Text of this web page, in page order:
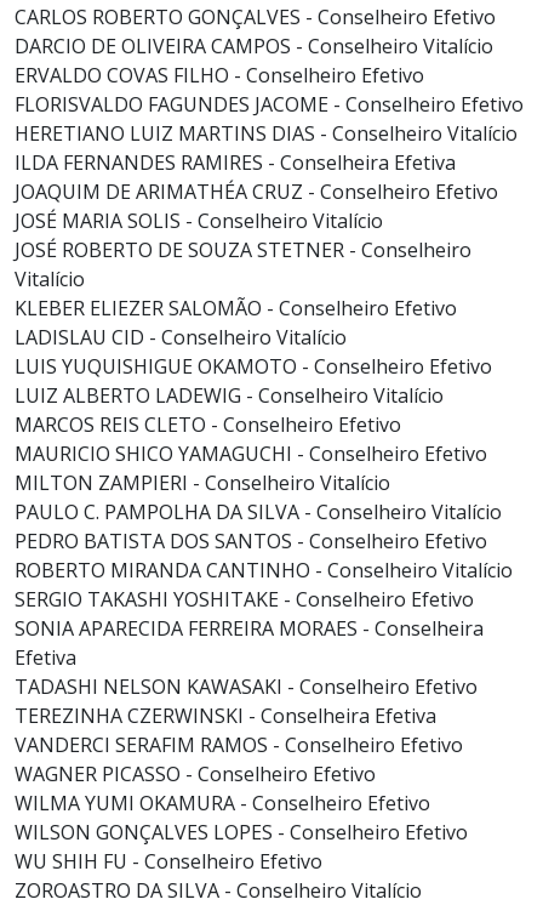
CARLOS ROBERTO GONÇALVES - Conselheiro Efetivo
DARCIO DE OLIVEIRA CAMPOS - Conselheiro Vitalício
ERVALDO COVAS FILHO - Conselheiro Efetivo
FLORISVALDO FAGUNDES JACOME - Conselheiro Efetivo
HERETIANO LUIZ MARTINS DIAS - Conselheiro Vitalício
ILDA FERNANDES RAMIRES - Conselheira Efetiva
JOAQUIM DE ARIMATHÉA CRUZ - Conselheiro Efetivo
JOSÉ MARIA SOLIS - Conselheiro Vitalício
JOSÉ ROBERTO DE SOUZA STETNER - Conselheiro
Vitalício
KLEBER ELIEZER SALOMÃO - Conselheiro Efetivo
LADISLAU CID - Conselheiro Vitalício
LUIS YUQUISHIGUE OKAMOTO - Conselheiro Efetivo
LUIZ ALBERTO LADEWIG - Conselheiro Vitalício
MARCOS REIS CLETO - Conselheiro Efetivo
MAURICIO SHICO YAMAGUCHI - Conselheiro Efetivo
MILTON ZAMPIERI - Conselheiro Vitalício
PAULO C. PAMPOLHA DA SILVA - Conselheiro Vitalício
PEDRO BATISTA DOS SANTOS - Conselheiro Efetivo
ROBERTO MIRANDA CANTINHO - Conselheiro Vitalício
SERGIO TAKASHI YOSHITAKE - Conselheiro Efetivo
SONIA APARECIDA FERREIRA MORAES - Conselheira
Efetiva
TADASHI NELSON KAWASAKI - Conselheiro Efetivo
TEREZINHA CZERWINSKI - Conselheira Efetiva
VANDERCI SERAFIM RAMOS - Conselheiro Efetivo
WAGNER PICASSO - Conselheiro Efetivo
WILMA YUMI OKAMURA - Conselheiro Efetivo
WILSON GONÇALVES LOPES - Conselheiro Efetivo
WU SHIH FU - Conselheiro Efetivo
ZOROASTRO DA SILVA - Conselheiro Vitalício